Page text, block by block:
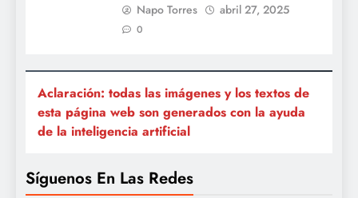
Napo Torres abril 27, 2025
0
Aclaración: todas las imágenes y los textos de
esta página web son generados con la ayuda
de la inteligencia artificial
Síguenos En Las Redes